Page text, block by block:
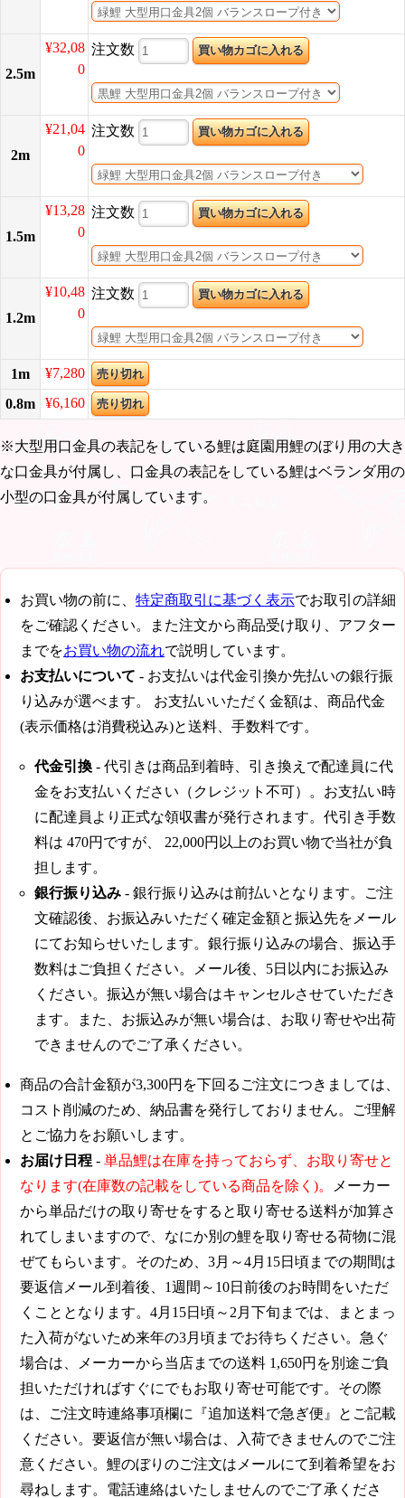
2.5m
¥32,08
0
注文数
2m
¥21,04
0
注文数
1.5m
¥13,28
0
注文数
1.2m
¥10,48
0
注文数
1m ¥7,280 売り切れ
0.8m ¥6,160 売り切れ
※大型用口金具の表記をしている鯉は庭園用鯉のぼり用の大き
な口金具が付属し、口金具の表記をしている鯉はベランダ用の
小型の口金具が付属しています。
お買い物の前に、 特定商取引に基づく表示でお取引の詳細
をご確認ください。また注文から商品受け取り、アフター
までをお買い物の流れで説明しています。
お支払いについて - お支払いは代金引換か先払いの銀行振
り込みが選べます。 お支払いいただく金額は、商品代金
(表示価格は消費税込み)と送料、手数料です。
代金引換 - 代引きは商品到着時、引き換えで配達員に代
金をお支払いください（クレジット不可）。お支払い時
に配達員より正式な領収書が発行されます。代引き手数
料は 470円 ですが、 22,000円 以上のお買い物で当社が負
担します。
銀行振り込み - 銀行振り込みは前払いとなります。ご注
文確認後、お振込みいただく確定金額と振込先をメール
にてお知らせいたします。銀行振り込みの場合、振込手
数料はご負担ください。メール後、5日以内にお振込み
ください。振込が無い場合はキャンセルさせていただき
ます。また、お振込みが無い場合は、お取り寄せや出荷
できませんのでご了承ください。
商品の合計金額が3,300円 を下回るご注文につきましては、
コスト削減のため、納品書を発行しておりません。ご理解
とご協力をお願いします。
お届け日程 - 単品鯉は在庫を持っておらず、お取り寄せと
なります(在庫数の記載をしている商品を除く)。
メーカー
から単品だけの取り寄せをすると取り寄せる送料が加算さ
れてしまいますので、なにか別の鯉を取り寄せる荷物に混
ぜてもらいます。そのため、3月～4月15日頃までの期間は
要返信メール到着後、1週間～10日前後のお時間をいただ
くこととなります。4月15日頃～2月下旬までは、まとまっ
た入荷がないため来年の3月頃までお待ちください。急ぐ
場合は、メーカーから当店までの送料 1,650円 を別途ご負
担いただければすぐにでもお取り寄せ可能です。その際
は、ご注文時連絡事項欄に『追加送料で急ぎ便』とご記載
ください。要返信が無い場合は、入荷できませんのでご注
意ください。鯉のぼりのご注文はメールにて到着希望をお
尋ねします。電話連絡はいたしませんのでご了承くださ